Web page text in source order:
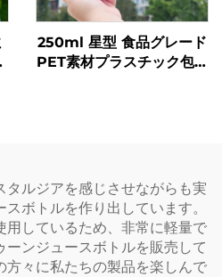
250ml 星型 食品グレード
PET素材プラスチック包装
ルジアを感じさせながらも実
ボトルを作り出しています。
用しているため、非常に軽量で
ーンジュースボトルを販売して
方々に私たちの製品を楽しんで